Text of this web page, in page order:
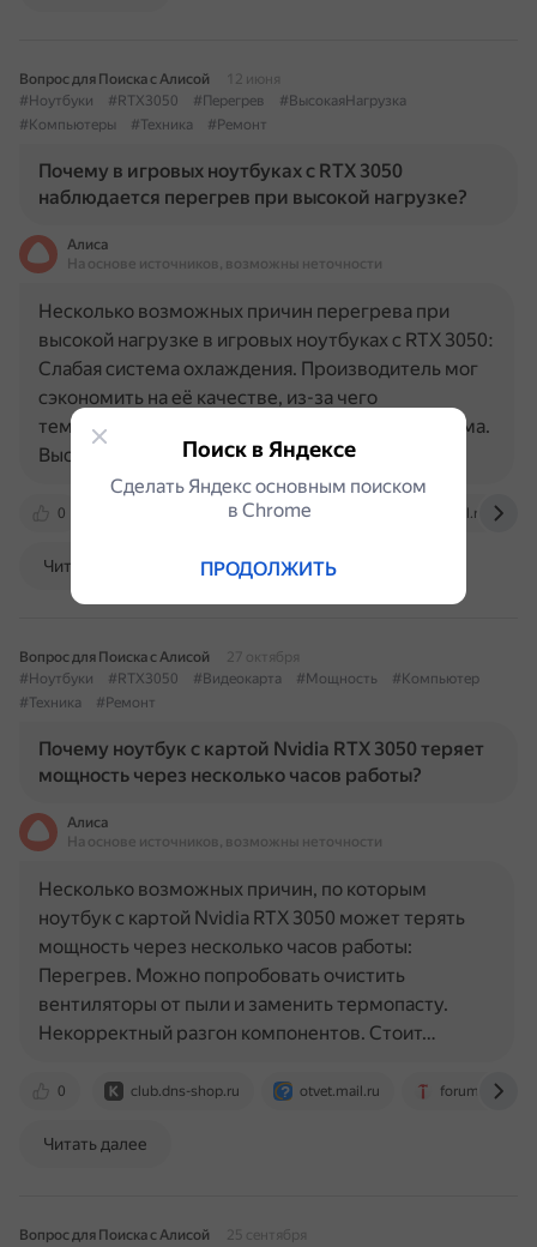
Вопрос для Поиска с Алисой
12 июня
#Ноутбуки
#RTX3050 #Перегрев
#ВысокаяНагрузка
#Компьютеры
#Техника #Ремонт
Почему в игровых ноутбуках с RTX 3050
наблюдается перегрев при высокой нагрузке?
Алиса
На основе источников, возможны неточности
0 club.dns-shop.ru vk.com otvet.mail.ru
Несколько возможных причин перегрева при
высокой нагрузке в игровых ноутбуках с RTX 3050:
Слабая система охлаждения. Производитель мог
сэкономить на её качестве, из-за чего
температуры достигают предельного максимума.
Высыхание термопасты или…
Читать далее
Вопрос для Поиска с Алисой
27 октября
#Ноутбуки
#RTX3050 #Видеокарта #Мощность
#Компьютер
#Техника
#Ремонт
Почему ноутбук с картой Nvidia RTX 3050 теряет
мощность через несколько часов работы?
Алиса
На основе источников, возможны неточности
0 club.dns-shop.ru otvet.mail.ru
Несколько возможных причин, по которым
ноутбук с картой Nvidia RTX 3050 может терять
мощность через несколько часов работы:
Перегрев. Можно попробовать очистить
вентиляторы от пыли и заменить термопасту.
Некорректный разгон компонентов. Стоит…
Читать далее
Вопрос для Поиска с Алисой
25 сентября
Поиск в Яндексе
Сделать Яндекс основным поиском
в Сhrome
ПРОДОЛЖИТЬ